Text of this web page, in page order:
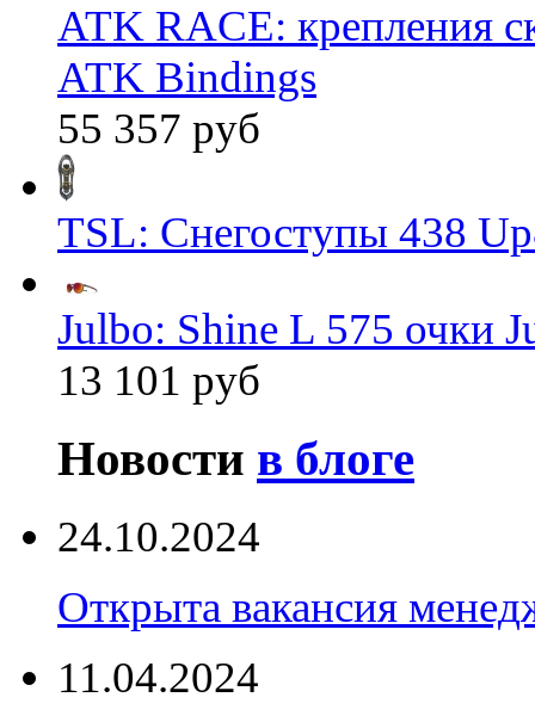
ATK RACE: крепления
ATK Bindings
55 357 руб
TSL: Снегоступы 438
Julbo: Shine L 575 очки
13 101 руб
Новости в блоге
24.10.2024
Открыта вакансия
11.04.2024